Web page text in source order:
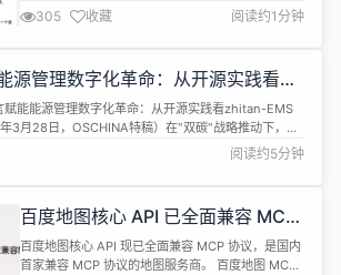
是一个Forth 操作系统，以及一系列工具和文档，其
唯一目的是：在文明崩溃的情况下，保留编程微控制
器的能力。 它被设计为： 在最小化和临时拼凑的机
显示器）进行交互。 编辑文本和二进制内容。 为广
泛的微控制器...
305 收藏 阅读约1分钟
源管理数字化革命：从开源实践看
领跑行业
赋能能源管理数字化革命：从开源实践看zhitan-EMS
3月28日，OSCHINA特稿）在"双碳"战略推动下，全
智能化转型。作为企业级开发的首选语言，Java凭借其
领域的核心引擎。本文深度解析Java技术栈在能源管理
秘开源项目智碳EMS（z...
阅读约5分钟
百度地图核心 API 已全面兼容 MCP
协议
百度地图核心 API 现已全面兼容 MCP 协议，是国内
首家兼容 MCP 协议的地图服务商。 百度地图 MCP